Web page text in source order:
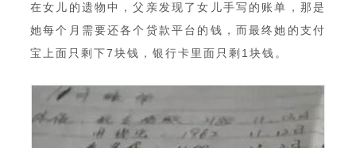
在女儿的遗物中，父亲发现了女儿手写的账单，那是
她每个月需要还各个贷款平台的钱，而最终她的支付
宝上面只剩下7块钱，银行卡里面只剩1块钱。